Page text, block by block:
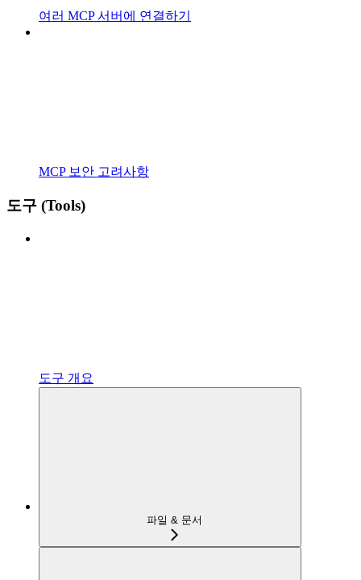
여러 MCP 서버에 연결하기
MCP 보안 고려사항
도구 (Tools)
도구 개요
파일 & 문서